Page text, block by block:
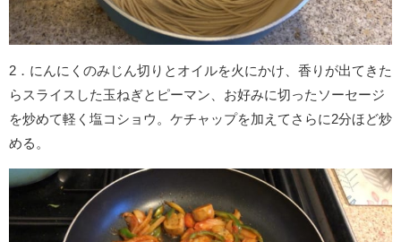
2．にんにくのみじん切りとオイルを火にかけ、香りが出てきた
らスライスした玉ねぎとピーマン、お好みに切ったソーセージ
を炒めて軽く塩コショウ。ケチャップを加えてさらに2分ほど炒
める。